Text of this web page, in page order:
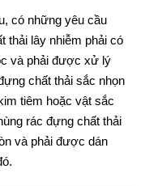
có những yêu cầu
thải lây nhiễm phải có
và phải được xử lý
chất thải sắc nhọn
tiêm hoặc vật sắc
rác đựng chất thải
và phải được dán